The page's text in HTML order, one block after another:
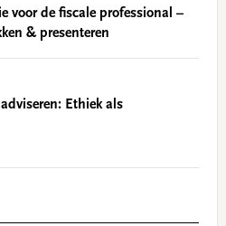
voor de fiscale professional –
& presenteren
Ethiek als